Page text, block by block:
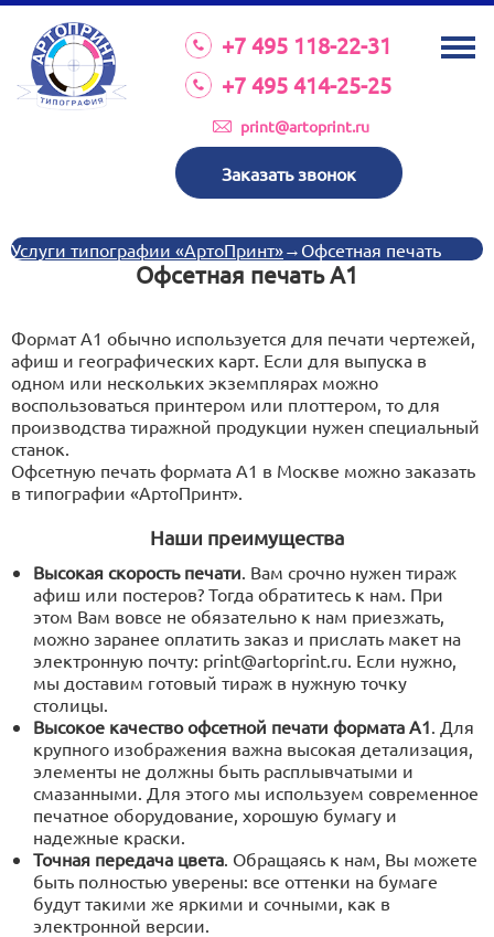
+7 495 118-22-31
+7 495 414-25-25
print@artoprint.ru
Заказать звонок
О КОМПАНИИ
УСЛУГИ
КАТАЛОГ
ТРЕБОВАНИЯ К МАКЕТАМ
НОВОСТИ
КОНТАКТЫ
Схема проезда
Режим работы: пн-пт 8:30 17:00
print@artoprint.ru
Услуги типографии «АртоПринт»→ Офсетная печать
Офсетная печать А1
Формат А1 обычно используется для печати чертежей,
афиш и географических карт. Если для выпуска в
одном или нескольких экземплярах можно
воспользоваться принтером или плоттером, то для
производства тиражной продукции нужен специальный
станок.
Офсетную печать формата А1 в Москве можно заказать
в типографии «АртоПринт».
Наши преимущества
Высокая скорость печати. Вам срочно нужен тираж
афиш или постеров? Тогда обратитесь к нам. При
этом Вам вовсе не обязательно к нам приезжать,
можно заранее оплатить заказ и прислать макет на
электронную почту: print@artoprint.ru. Если нужно,
мы доставим готовый тираж в нужную точку
столицы.
Высокое качество офсетной печати формата А1. Для
крупного изображения важна высокая детализация,
элементы не должны быть расплывчатыми и
смазанными. Для этого мы используем современное
печатное оборудование, хорошую бумагу и
надежные краски.
Точная передача цвета. Обращаясь к нам, Вы можете
быть полностью уверены: все оттенки на бумаге
будут такими же яркими и сочными, как в
электронной версии.